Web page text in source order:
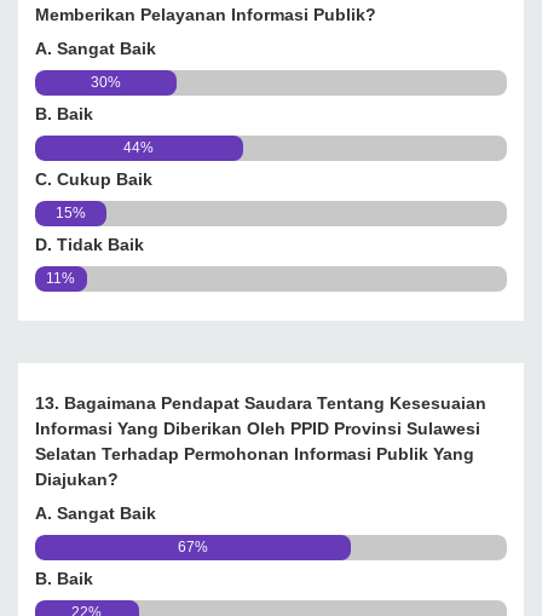
Memberikan Pelayanan Informasi Publik?
A. Sangat Baik
30%
B. Baik
44%
C. Cukup Baik
15%
D. Tidak Baik
11%
13. Bagaimana Pendapat Saudara Tentang Kesesuaian
Informasi Yang Diberikan Oleh PPID Provinsi Sulawesi
Selatan Terhadap Permohonan Informasi Publik Yang
Diajukan?
A. Sangat Baik
67%
B. Baik
22%